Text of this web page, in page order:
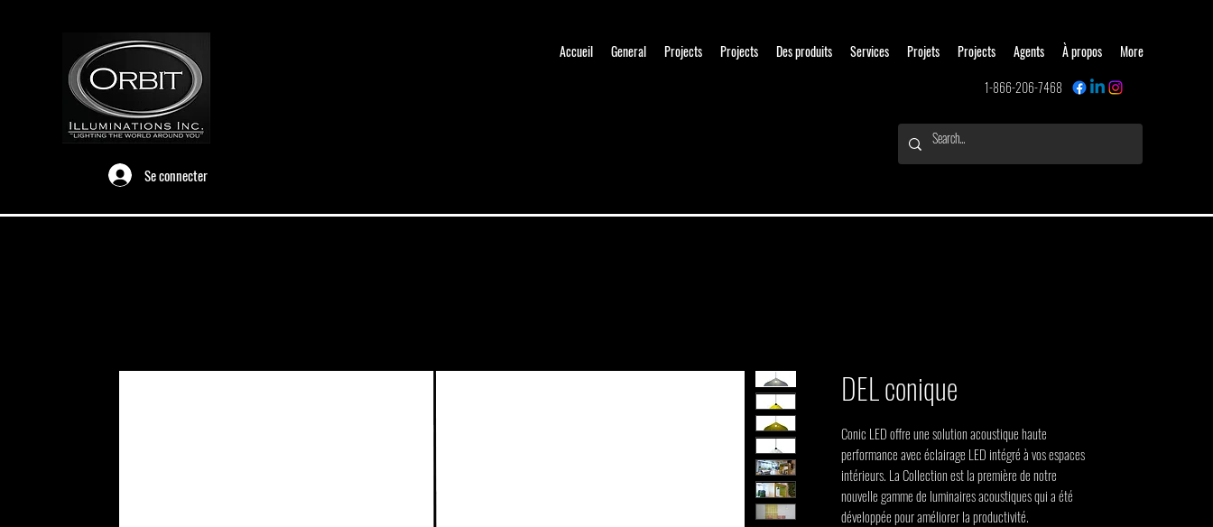
Se connecter
Accueil General Projects Projects Des produits Services Projets Projects Agents À propos
More
1-866-206-7468
DEL conique
Conic LED offre une solution acoustique haute
performance avec éclairage LED intégré à vos espaces
intérieurs. La Collection est la première de notre
nouvelle gamme de luminaires acoustiques qui a été
développée pour améliorer la productivité.